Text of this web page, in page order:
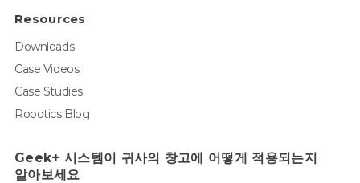
Resources
Downloads
Case Videos
Case Studies
Robotics Blog
Geek+ 시스템이 귀사의 창고에 어떻게 적용되는지
알아보세요